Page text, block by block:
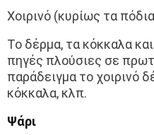
Χοιρινό (κυρίως τα
Το δέρμα, τα κόκκαλα
πηγές πλούσιες σε
παράδειγμα το χοιρινό
κόκκαλα, κλπ.
Ψάρι